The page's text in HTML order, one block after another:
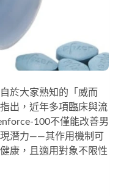
於大家熟知的「威而
出，近年多項臨床與流
100不僅能改善男
潛力——其作用機制可
康，且適用對象不限性